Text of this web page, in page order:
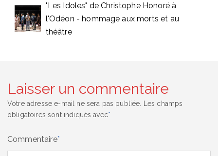
"Les Idoles" de Christophe Honoré à
l'Odéon - hommage aux morts et au
théâtre
Laisser un commentaire
Votre adresse e-mail ne sera pas publiée. Les champs
obligatoires sont indiqués avec*
Commentaire*